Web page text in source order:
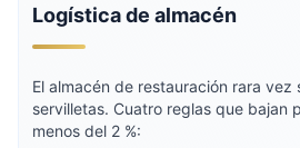
Logística de almacén
El almacén de restauración rara vez
servilletas. Cuatro reglas que bajan
menos del 2 %: